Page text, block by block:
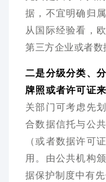
据，不宜明确归
从国际经验看，
第三方企业或者数
二是分级分类、
牌照或者许可证
关部门可考虑先
合数据信托与公
（或者数据许可
用。由公共机构
据保护制度中有